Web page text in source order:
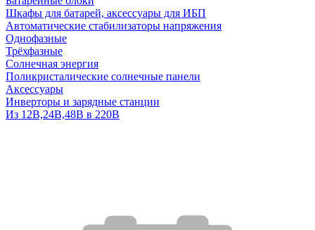
Шкафы для батарей, аксессуары для ИБП
Автоматические стабилизаторы напряжения
Однофазные
Трёхфазные
Солнечная энергия
Поликристалические солнечные панели
Аксессуары
Инверторы и зарядные станции
Из 12В,24В,48В в 220В